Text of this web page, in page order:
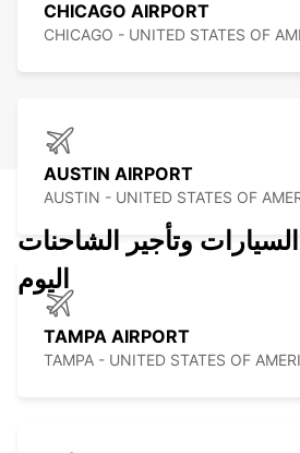
CHICAGO AIRPORT
CHICAGO - UNITED STATES OF
AUSTIN AIRPORT
AUSTIN - UNITED STATES OF
TAMPA AIRPORT
TAMPA - UNITED STATES OF
وتأجير الشاحنات
اليوم